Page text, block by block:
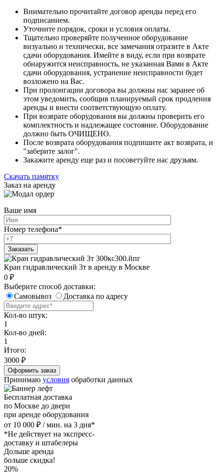
Внимательно прочитайте договор аренды перед его
подписанием.
Уточните порядок, сроки и условия оплаты.
Тщательно проверяйте полученное оборудование
визуально и технически, все замечания отразите в Акте
сдачи оборудования. Имейте в виду, если при возврате
обнаружится неисправность, не указанная Вами в Акте
сдачи оборудования, устранение неисправности будет
возложено на Вас.
При пролонгации договора вы должны нас заранее об
этом уведомить, сообщив планируемый срок продления
аренды и внести соответствующую оплату.
При возврате оборудования вы должны проверить его
комплектность и надлежащее состояние. Оборудование
должно быть ОЧИЩЕНО.
После возврата оборудования подпишите акт возврата, и
"заберите залог".
Закажите аренду еще раз и посоветуйте нас друзьям.
Скачать памятку
Заказ на аренду
Ваше имя
Номер телефона*
Кран гидравлический 3т в аренду в Москве
0 ₽
Выберите способ доставки:
Самовывоз
Доставка по адресу
Кол-во штук:
1
Кол-во дней:
1
Итого:
3000 ₽
Принимаю условия обработки данных
Бесплатная доставка
по Москве до двери
при аренде оборудования
от 10 000 ₽ / мин. на 3 дня*
*Не действует на экспресс-
доставку и штабелеры
Дольше аренда
больше скидка!
20%